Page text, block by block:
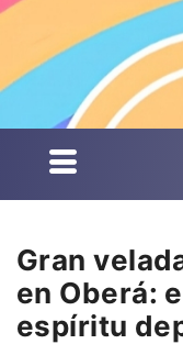
Gran
en Oberá:
espíritu